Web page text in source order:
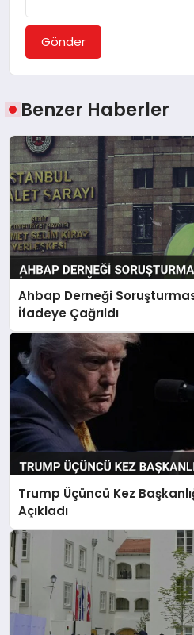
Gönder
Benzer Haberler
Ahbap Derneği
İfadeye Çağrıldı
Trump Üçüncü Kez
Açıkladı